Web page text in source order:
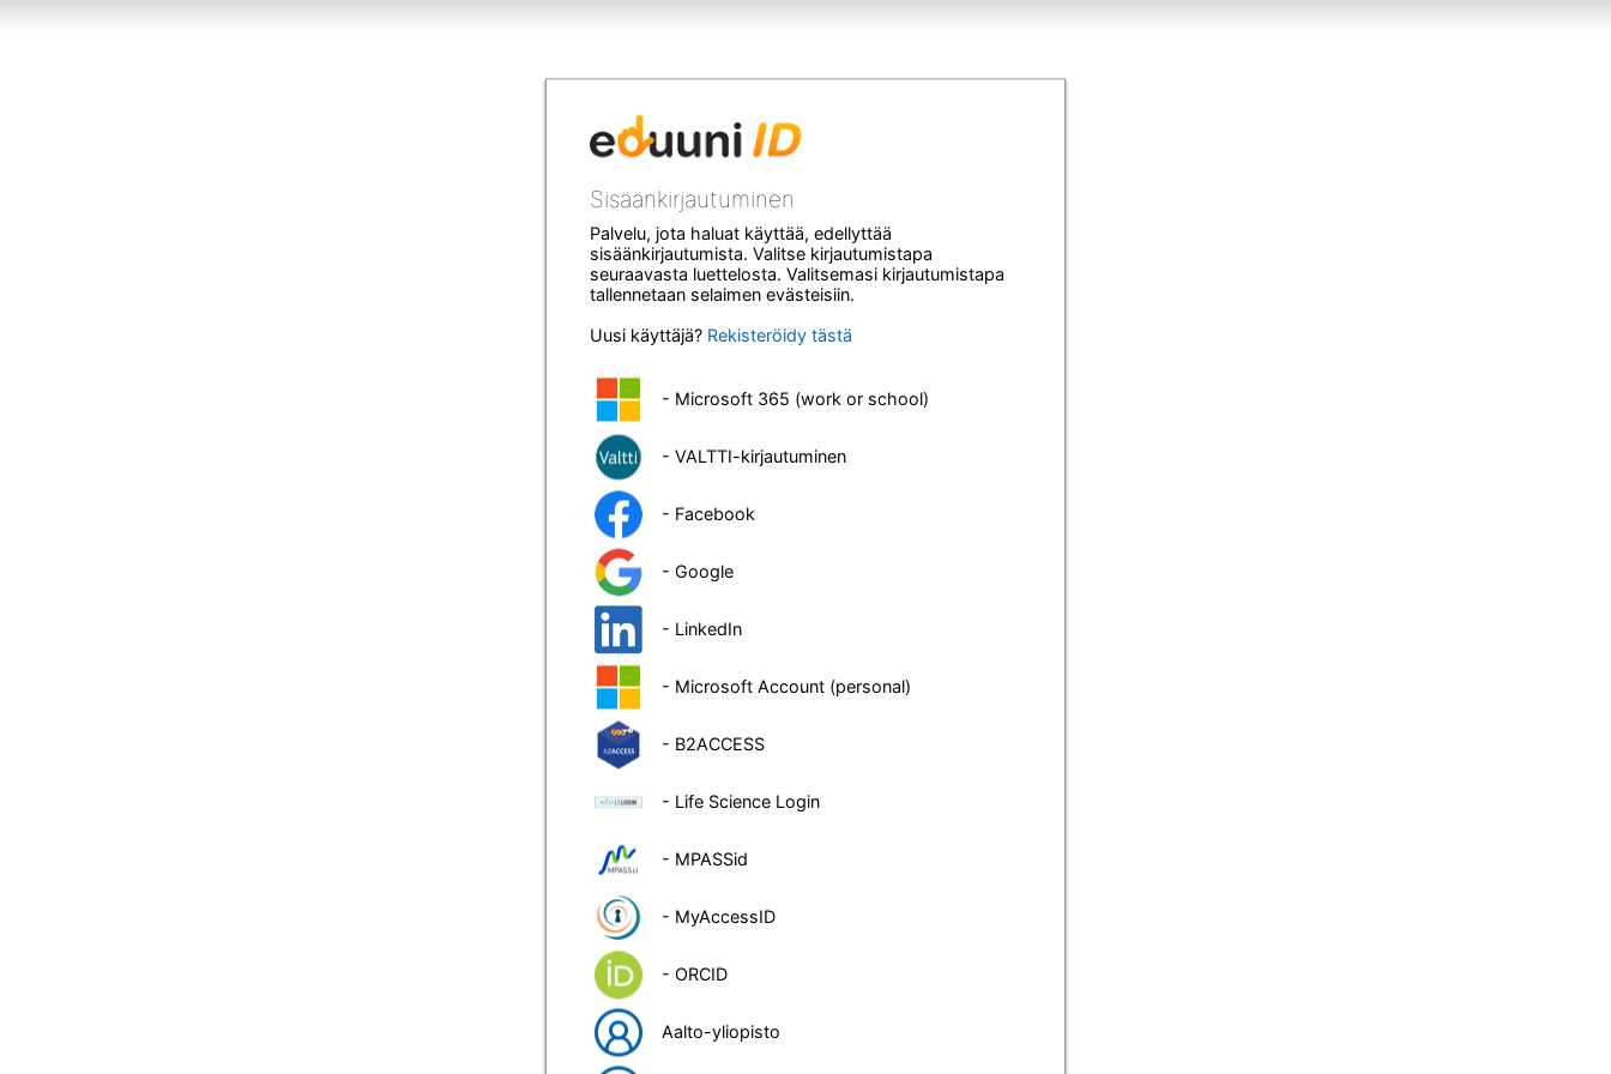
Sisäänkirjautuminen
Palvelu, jota haluat käyttää, edellyttää
sisäänkirjautumista. Valitse kirjautumistapa
seuraavasta luettelosta. Valitsemasi kirjautumistapa
tallennetaan selaimen evästeisiin.
Uusi käyttäjä? Rekisteröidy tästä
- Microsoft 365 (work or school)
- VALTTI-kirjautuminen
- Facebook
- Google
- LinkedIn
- Microsoft Account (personal)
- B2ACCESS
- Life Science Login
- MPASSid
- MyAccessID
- ORCID
Aalto-yliopisto